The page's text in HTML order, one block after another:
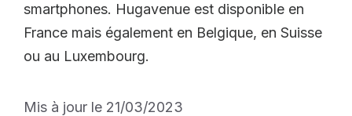
smartphones. Hugavenue est disponible en
France mais également en Belgique, en Suisse
ou au Luxembourg.
Mis à jour le 21/03/2023